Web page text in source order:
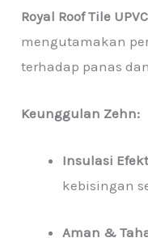
Royal Roof Tile
mengutamakan
terhadap panas
Keunggulan Zehn:
Insulasi
kebisingan
Aman &